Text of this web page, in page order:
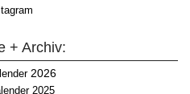
+ Archiv:
2026
2025